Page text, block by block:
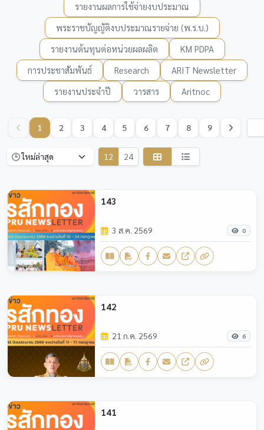
รายงานผลการใช้จ่ายงบประมาณ
พระราชบัญญัติงบประมาณรายจ่าย (พ.ร.บ.)
รายงานต้นทุนต่อหน่วยผลผลิต
KM PDPA
การประชาสัมพันธ์
Research
ARIT Newsletter
รายงานประจำปี
วารสาร Aritnoc
1 2 3 4 5 6 7 8 9
12 24
143
3 ส.ค. 2569 0
142
21 ก.ค. 2569 6
141